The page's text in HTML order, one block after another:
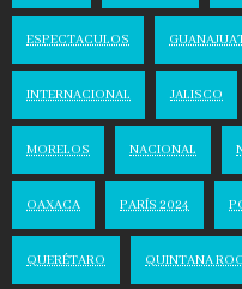
ESPECTACULOS
INTERNACIONAL JALISCO
MORELOS NACIONAL
OAXACA PARÍS 2024
QUERÉTARO QUINTANA